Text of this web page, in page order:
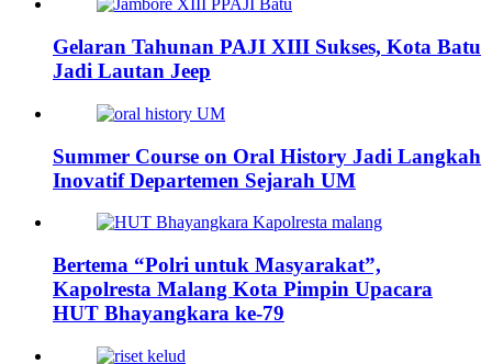
Gelaran Tahunan PAJI XIII Sukses, Kota Batu
Jadi Lautan Jeep
Summer Course on Oral History Jadi Langkah
Inovatif Departemen Sejarah UM
Bertema “Polri untuk Masyarakat”,
Kapolresta Malang Kota Pimpin Upacara
HUT Bhayangkara ke-79